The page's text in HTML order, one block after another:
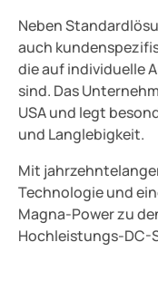
Neben
auch
die auf individuelle
sind. Das
USA und legt
und Langlebigkeit.
Mit
Technologie und
Magna-Power zu
Hochleistungs-DC-